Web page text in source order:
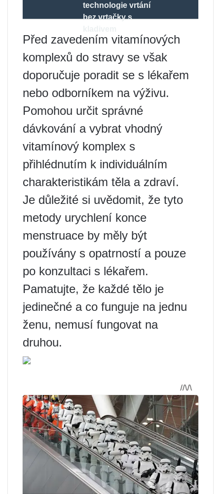
technologie vrtání
bez vrtačky s
Před zavedením vitamínových
komplexů do stravy se však
doporučuje poradit se s lékařem
nebo odborníkem na výživu.
Pomohou určit správné
dávkování a vybrat vhodný
vitamínový komplex s
přihlédnutím k individuálním
charakteristikám těla a zdraví.
Je důležité si uvědomit, že tyto
metody urychlení konce
menstruace by měly být
používány s opatrností a pouze
po konzultaci s lékařem.
Pamatujte, že každé tělo je
jedinečné a co funguje na jednu
ženu, nemusí fungovat na
druhou.